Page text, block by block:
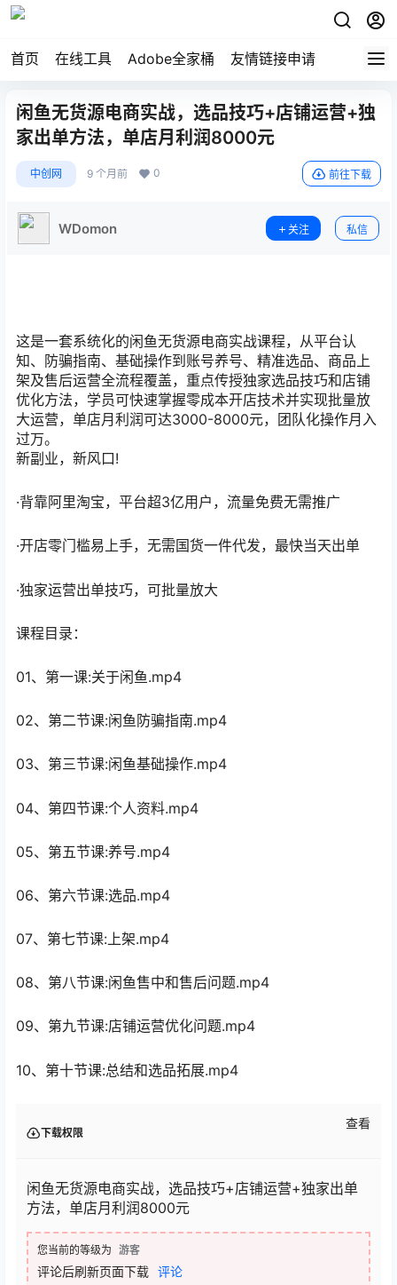
首页 在线工具 Adobe全家桶 友情链接申请
闲鱼无货源电商实战，选品技巧+店铺运营+独
家出单方法，单店月利润8000元
中创网 9 个月前 0 前往下载
WDomon 关注 私信
这是一套系统化的闲鱼无货源电商实战课程，从平台认
知、防骗指南、基础操作到账号养号、精准选品、商品上
架及售后运营全流程覆盖，重点传授独家选品技巧和店铺
优化方法，学员可快速掌握零成本开店技术并实现批量放
大运营，单店月利润可达3000-8000元，团队化操作月入
过万。
新副业，新风口!
·背靠阿里淘宝，平台超3亿用户，流量免费无需推广
·开店零门槛易上手，无需国货一件代发，最快当天出单
·独家运营出单技巧，可批量放大
课程目录：
01、第一课:关于闲鱼.mp4
02、第二节课:闲鱼防骗指南.mp4
03、第三节课:闲鱼基础操作.mp4
04、第四节课:个人资料.mp4
05、第五节课:养号.mp4
06、第六节课:选品.mp4
07、第七节课:上架.mp4
08、第八节课:闲鱼售中和售后问题.mp4
09、第九节课:店铺运营优化问题.mp4
10、第十节课:总结和选品拓展.mp4
下载权限
查看
闲鱼无货源电商实战，选品技巧+店铺运营+独家出单
方法，单店月利润8000元
您当前的等级为 游客
评论后刷新页面下载 评论